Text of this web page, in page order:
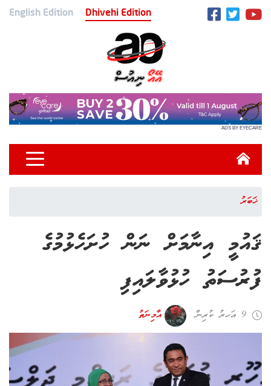
English Edition Dhivehi Edition
ADS BY EYECARE
ޚަބަރު
ޤައުމީ އިނާމަށް ނަން ހުށަހެޅުމުގެ
ފުރުސަތު ހުޅުވާލައިފި
9 އަހރު ކުރިން އާމިނަތު